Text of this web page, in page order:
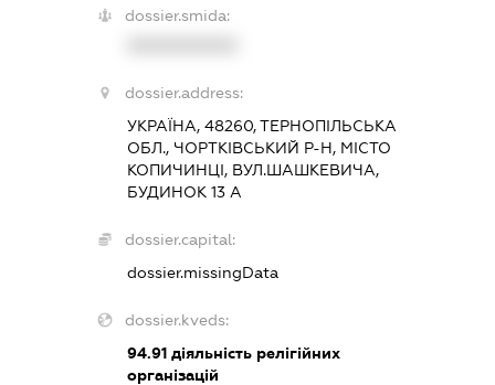
dossier.smida:
dossier.address:
УКРАЇНА, 48260, ТЕРНОПІЛЬСЬКА
ОБЛ., ЧОРТКІВСЬКИЙ Р-Н, МІСТО
КОПИЧИНЦІ, ВУЛ.ШАШКЕВИЧА,
БУДИНОК 13 А
dossier.capital:
dossier.missingData
dossier.kveds:
94.91діяльність релігійних
організацій